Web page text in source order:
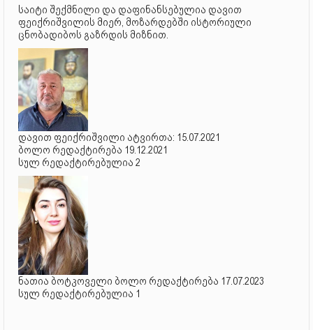
საიტი შექმნილი და დაფინანსებულია დავით
ფეიქრიშვილის მიერ, მოზარდებში ისტორიული
ცნობადიბოს გაზრდის მიზნით.
დავით ფეიქრიშვილი ატვირთა: 15.07.2021
ბოლო რედაქტირება 19.12.2021
სულ რედაქტირებულია 2
ნათია ბოტკოველი ბოლო რედაქტირება 17.07.2023
სულ რედაქტირებულია 1